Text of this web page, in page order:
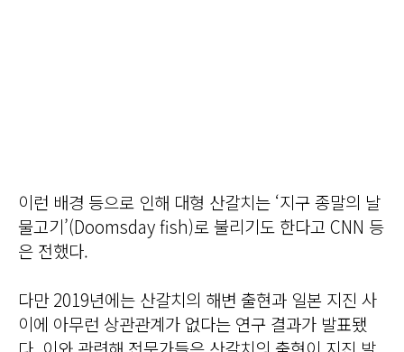
이런 배경 등으로 인해 대형 산갈치는 ‘지구 종말의 날
물고기’(Doomsday fish)로 불리기도 한다고 CNN 등
은 전했다.
다만 2019년에는 산갈치의 해변 출현과 일본 지진 사
이에 아무런 상관관계가 없다는 연구 결과가 발표됐